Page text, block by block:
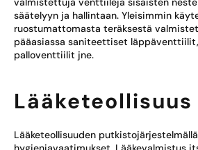
säätelyyn ja hallintaan. Yleisimmin
ruostumattomasta teräksestä
pääasiassa saniteettiset
palloventtiilit jne.
Lääketeollisuus
Lääketeollisuuden